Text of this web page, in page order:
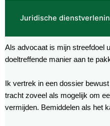
Juridische
Als advocaat is mijn streefdoel
doeltreffende manier aan te
Ik vertrek in een dossier
tracht zoveel als mogelijk om
vermijden. Bemiddelen als het